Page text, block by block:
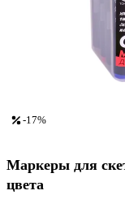
-17%
Маркеры для
цвета